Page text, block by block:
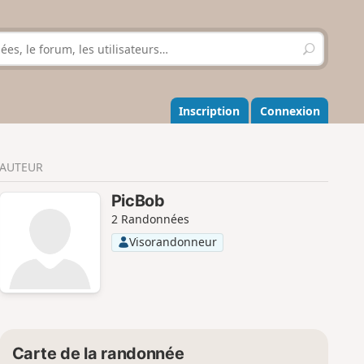
R
e
h
e
r
r
Inscription Connexion
AUTEUR
PicBob
2 Randonnées
Visorandonneur
Carte de la randonnée